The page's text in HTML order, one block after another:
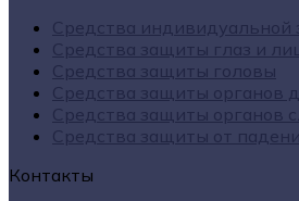
Средства индивидуальной
Средства защиты глаз и
Средства защиты головы
Средства защиты органов
Средства защиты органов
Средства защиты от
Контакты